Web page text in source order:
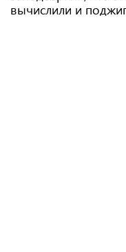
вычислили и